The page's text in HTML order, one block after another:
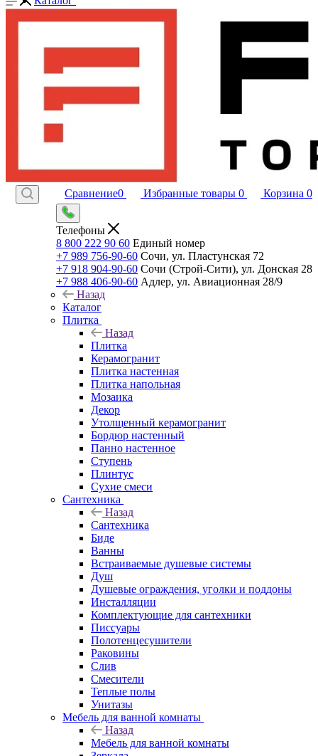
Сравнение0 Избранные товары 0 Корзина 0
Телефоны
8 800 222 90 60 Единый номер
+7 989 756-90-60 Сочи, ул. Пластунская 72
+7 918 904-90-60 Сочи (Строй-Сити), ул. Донская 28
+7 988 406-90-60 Адлер, ул. Авиационная 28/9
Назад
Каталог
Плитка
Назад
Плитка
Керамогранит
Плитка настенная
Плитка напольная
Мозаика
Декор
Утолщенный керамогранит
Бордюр настенный
Панно настенное
Ступень
Плинтус
Сухие смеси
Сантехника
Назад
Сантехника
Биде
Ванны
Встраиваемые душевые системы
Душ
Душевые ограждения, уголки и поддоны
Инсталляции
Комплектующие для сантехники
Писсуары
Полотенцесушители
Раковины
Слив
Смесители
Теплые полы
Унитазы
Мебель для ванной комнаты
Назад
Мебель для ванной комнаты